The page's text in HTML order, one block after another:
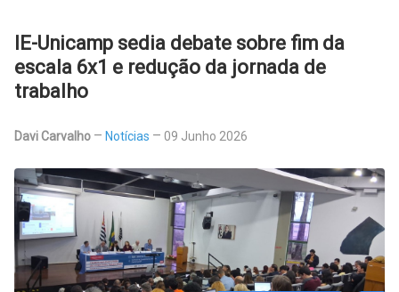
IE-Unicamp sedia debate sobre fim da
escala 6x1 e redução da jornada de
trabalho
Davi Carvalho Notícias 09 Junho 2026